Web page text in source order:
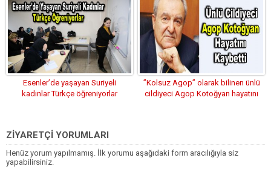
Esenler’de yaşayan Suriyeli
kadınlar Türkçe öğreniyorlar
”Kolsuz Agop” olarak bilinen ünlü
cildiyeci Agop Kotoğyan hayatını
ZİYARETÇİ YORUMLARI
Henüz yorum yapılmamış. İlk yorumu aşağıdaki form aracılığıyla siz
yapabilirsiniz.